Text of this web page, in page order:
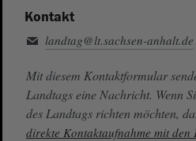
Kontakt
landtag@lt.sachsen-anhalt.de
Mit diesem Kontaktformular
Landtags eine Nachricht. Wenn
des Landtags richten möchten,
direkte Kontaktaufnahme mit den